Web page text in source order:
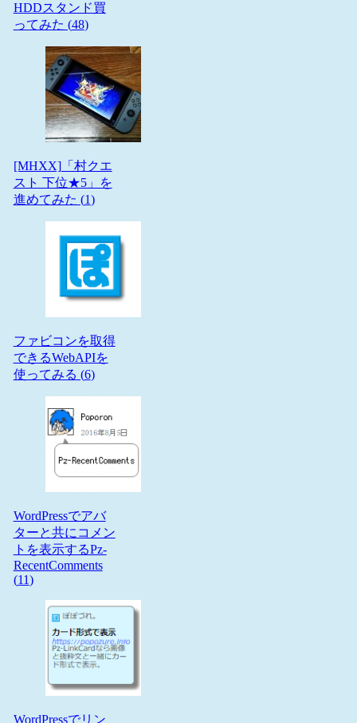
HDDスタンド買
ってみた (48)
[MHXX]「村クエ
スト 下位★5」を
進めてみた (1)
ファビコンを取得
できるWebAPIを
使ってみる (6)
WordPressでアバ
ターと共にコメン
トを表示するPz-
RecentComments
(11)
WordPressでリン